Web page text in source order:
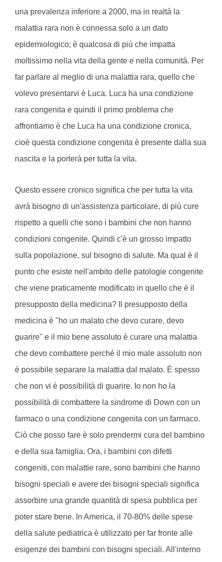
una prevalenza inferiore a 2000, ma in realtà la
malattia rara non è connessa solo a un dato
epidemiologico; è qualcosa di più che impatta
moltissimo nella vita della gente e nella comunità. Per
far parlare al meglio di una malattia rara, quello che
volevo presentarvi è Luca. Luca ha una condizione
rara congenita e quindi il primo problema che
affrontiamo è che Luca ha una condizione cronica,
cioè questa condizione congenita è presente dalla sua
nascita e la porterà per tutta la vita.
Questo essere cronico significa che per tutta la vita
avrà bisogno di un'assistenza particolare, di più cure
rispetto a quelli che sono i bambini che non hanno
condizioni congenite. Quindi c'è un grosso impatto
sulla popolazione, sul bisogno di salute. Ma qual è il
punto che esiste nell'ambito delle patologie congenite
che viene praticamente modificato in quello che è il
presupposto della medicina? Il presupposto della
medicina è "ho un malato che devo curare, devo
guarire" e il mio bene assoluto è curare una malattia
che devo combattere perché il mio male assoluto non
è possibile separare la malattia dal malato. È spesso
che non vi è possibilità di guarire. Io non ho la
possibilità di combattere la sindrome di Down con un
farmaco o una condizione congenita con un farmaco.
Ciò che posso fare è solo prendermi cura del bambino
e della sua famiglia. Ora, i bambini con difetti
congeniti, con malattie rare, sono bambini che hanno
bisogni speciali e avere dei bisogni speciali significa
assorbire una grande quantità di spesa pubblica per
poter stare bene. In America, il 70-80% delle spese
della salute pediatrica è utilizzato per far fronte alle
esigenze dei bambini con bisogni speciali. All'interno